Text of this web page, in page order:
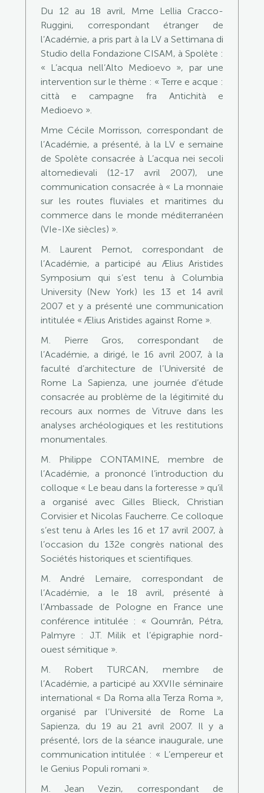
Du 12 au 18 avril, Mme Lellia Cracco-
Ruggini, correspondant étranger de
l’Académie, a pris part à la LV a Settimana di
Studio della Fondazione CISAM, à Spolète :
« L’acqua nell’Alto Medioevo », par une
intervention sur le thème : « Terre e acque :
città e campagne fra Antichità e
Medioevo ».
Mme Cécile Morrisson, correspondant de
l’Académie, a présenté, à la LV e semaine
de Spolète consacrée à L’acqua nei secoli
altomedievali (12-17 avril 2007), une
communication consacrée à « La monnaie
sur les routes fluviales et maritimes du
commerce dans le monde méditerranéen
(VIe-IXe siècles) ».
M. Laurent Pernot, correspondant de
l’Académie, a participé au Ælius Aristides
Symposium qui s’est tenu à Columbia
University (New York) les 13 et 14 avril
2007 et y a présenté une communication
intitulée « Ælius Aristides against Rome ».
M. Pierre Gros, correspondant de
l’Académie, a dirigé, le 16 avril 2007, à la
faculté d’architecture de l’Université de
Rome La Sapienza, une journée d’étude
consacrée au problème de la légitimité du
recours aux normes de Vitruve dans les
analyses archéologiques et les restitutions
monumentales.
M. Philippe CONTAMINE, membre de
l’Académie, a prononcé l’introduction du
colloque « Le beau dans la forteresse » qu’il
a organisé avec Gilles Blieck, Christian
Corvisier et Nicolas Faucherre. Ce colloque
s’est tenu à Arles les 16 et 17 avril 2007, à
l’occasion du 132e congrès national des
Sociétés historiques et scientifiques.
M. André Lemaire, correspondant de
l’Académie, a le 18 avril, présenté à
l’Ambassade de Pologne en France une
conférence intitulée : « Qoumrân, Pétra,
Palmyre : J.T. Milik et l’épigraphie nord-
ouest sémitique ».
M. Robert TURCAN, membre de
l’Académie, a participé au XXVIIe séminaire
international « Da Roma alla Terza Roma »,
organisé par l’Université de Rome La
Sapienza, du 19 au 21 avril 2007. Il y a
présenté, lors de la séance inaugurale, une
communication intitulée : « L’empereur et
le Genius Populi romani ».
M. Jean Vezin, correspondant de